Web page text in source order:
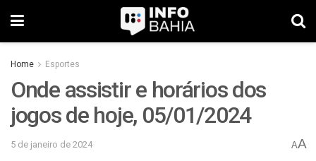
Home Esportes
Onde assistir e horários dos
jogos de hoje, 05/01/2024
5 de janeiro de 2024 AA